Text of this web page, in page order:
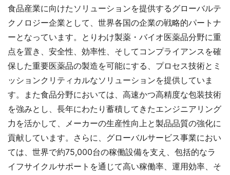
食品産業に向けたソリューションを提供するグローバルテ
クノロジー企業として、世界各国の企業の戦略的パートナ
ーとなっています。とりわけ製薬・バイオ医薬品分野に重
点を置き、安全性、効率性、そしてコンプライアンスを確
保した重要医薬品の製造を可能にする、プロセス技術とミ
ッションクリティカルなソリューションを提供していま
す。また食品分野においては、高速かつ高精度な包装技術
を強みとし、長年にわたり蓄積してきたエンジニアリング
力を活かして、メーカーの生産性向上と製品品質の強化に
貢献しています。さらに、グローバルサービス事業におい
ては、世界で約75,000台の稼働設備を支え、包括的なラ
イフサイクルサポートを通じて高い稼働率、運用効率、そ